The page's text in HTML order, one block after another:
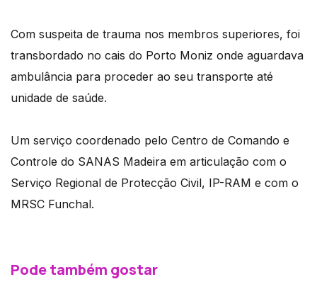
Com suspeita de trauma nos membros superiores, foi
transbordado no cais do Porto Moniz onde aguardava
ambulância para proceder ao seu transporte até
unidade de saúde.
Um serviço coordenado pelo Centro de Comando e
Controle do SANAS Madeira em articulação com o
Serviço Regional de Protecção Civil, IP-RAM e com o
MRSC Funchal.
Pode também gostar